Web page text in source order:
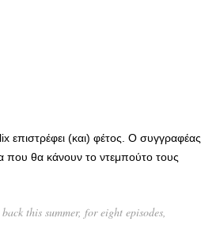
επιστρέφει (και) φέτος. Ο συγγραφέας
που θα κάνουν το ντεμπούτο τους
this summer, for eight episodes,